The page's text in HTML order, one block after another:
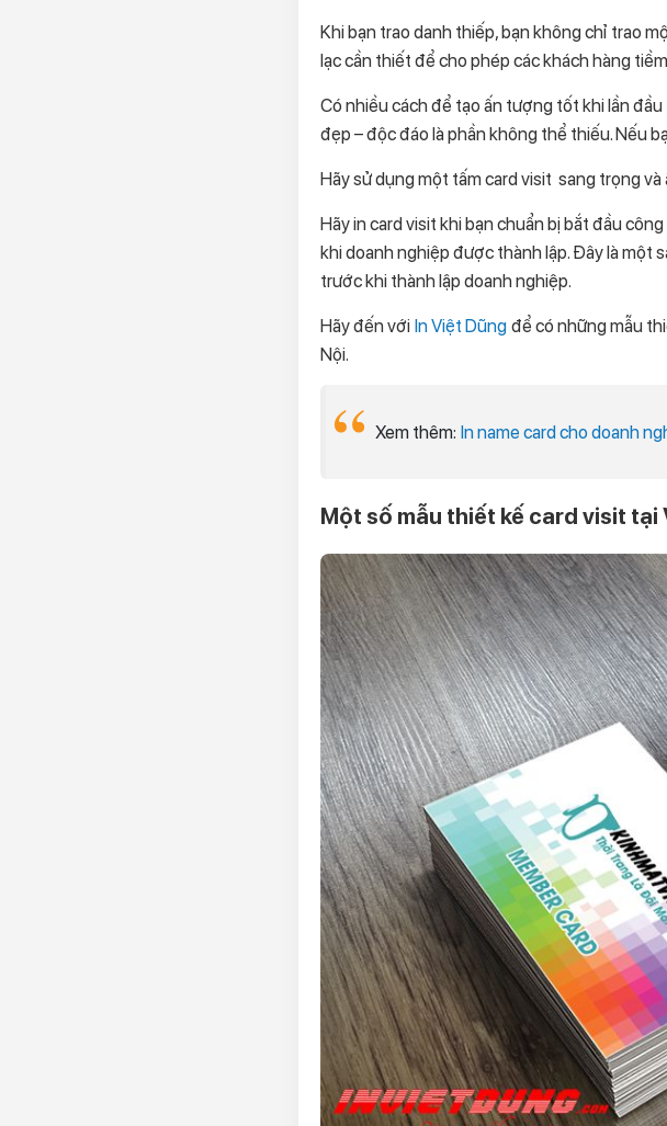
Khi bạn trao danh thiếp, bạn không chỉ trao
lạc cần thiết để cho phép các khách hàng
Có nhiều cách để tạo ấn tượng tốt khi lần
đẹp – độc đáo là phần không thể thiếu. Nếu
Hãy sử dụng một tấm card visit sang trọng và
Hãy in card visit khi bạn chuẩn bị bắt đầu
khi doanh nghiệp được thành lập. Đây là một
trước khi thành lập doanh nghiệp.
Hãy đến với In Việt Dũng để có những mẫu
Nội.
Xem thêm: In name card cho doanh
Một số mẫu thiết kế card visit tại